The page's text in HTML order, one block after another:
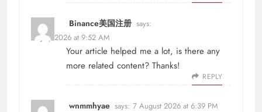
Binance美国注册 says:
13 July 2026 at 9:52 AM
Your article helped me a lot, is there any
more related content? Thanks!
REPLY
wnmmhyae says: 7 August 2026 at 6:39 PM